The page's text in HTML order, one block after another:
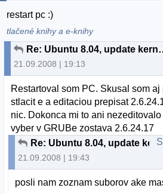
restart pc :)
tlačené knihy a e-knihy
Re: Ubuntu
21.09.2008 | 19:13
Restartoval som PC. Skusal som aj
stlacit e a editaciou prepisat
nic. Dokonca mi to ani
vyber v GRUBe zostava 2.6.24.17
21.09.2008 | 19:43
posli nam zoznam suborov ake